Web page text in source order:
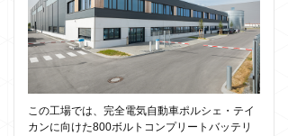
この工場では、完全電気自動車ポルシェ・テイ
カンに向けた800ボルトコンプリートバッテリ